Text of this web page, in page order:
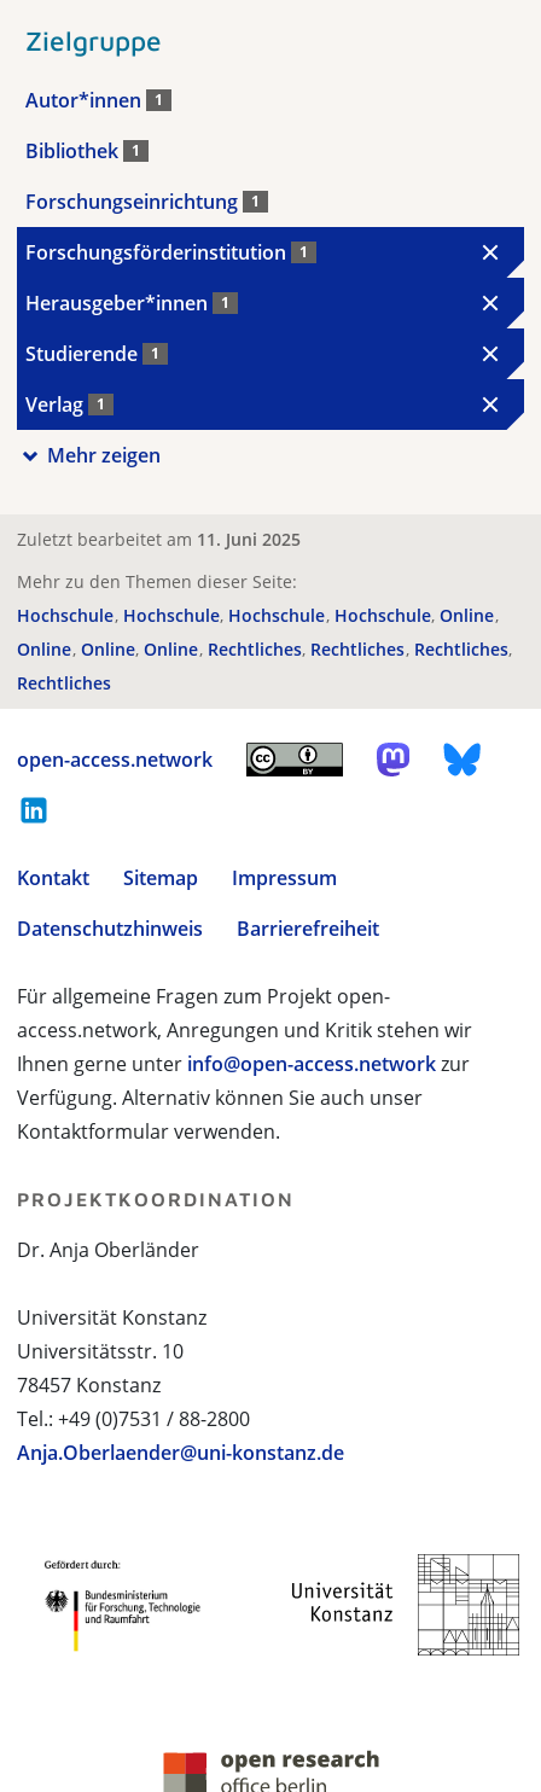
Zielgruppe
Autor*innen 1
Bibliothek 1
Forschungseinrichtung 1
Forschungsförderinstitution 1
Herausgeber*innen 1
Studierende 1
Verlag 1
Mehr zeigen
Zuletzt bearbeitet am 11. Juni 2025
Mehr zu den Themen dieser Seite:
Hochschule Hochschule Hochschule Hochschule Online
Online Online Online Rechtliches Rechtliches Rechtliches
Rechtliches
open-access.network
Kontakt Sitemap
Impressum
Datenschutzhinweis
Barrierefreiheit
Für allgemeine Fragen zum Projekt open-
access.network, Anregungen und Kritik stehen wir
Ihnen gerne unter info@open-access.networkzur
Verfügung. Alternativ können Sie auch unser
Kontaktformular verwenden.
PROJEKTKOORDINATION
Dr. Anja Oberländer
Universität Konstanz
Universitätsstr. 10
78457 Konstanz
Tel.: +49 (0)7531 / 88-2800
Anja.Oberlaender@uni-konstanz.de